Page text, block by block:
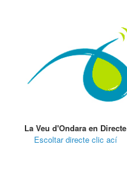
La Veu d'Ondara en Directe
Escoltar directe clic ací